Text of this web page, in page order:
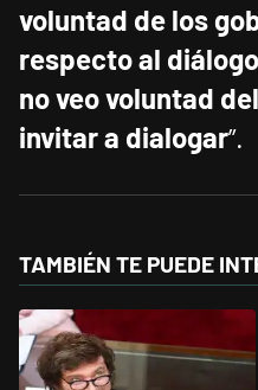
voluntad de los
respecto al
no veo voluntad
invitar a dialogar”.
TAMBIÉN TE PUEDE